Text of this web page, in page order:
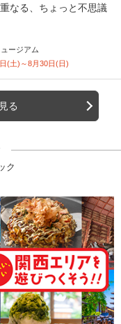
なる、ちょっと不思議
ージアム
(土)～8月30日(日)
る
ク